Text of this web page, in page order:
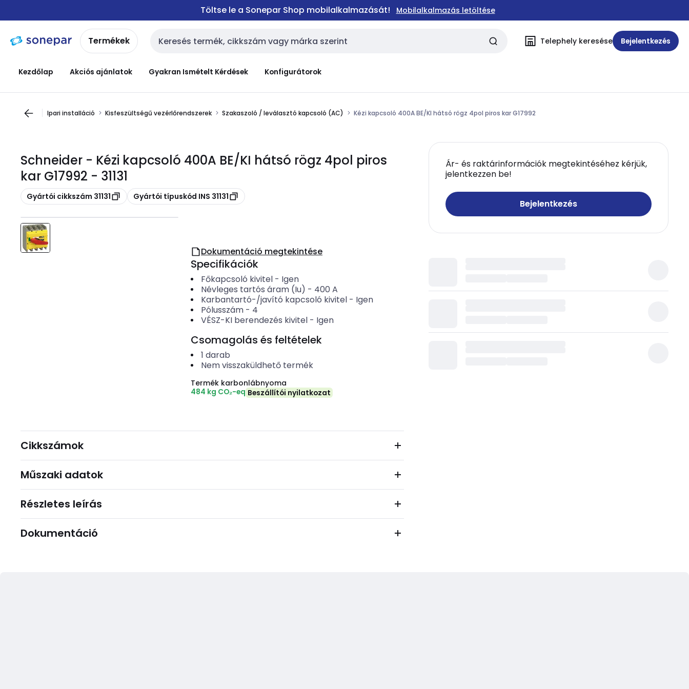
navigációhoztartalomra
Töltse le a Sonepar Shop mobilalkalmazását! Mobilalkalmazás letöltése
Termékek Keresési bemenet Telephely keresése Bejelentkezés
Kezdőlap Akciós ajánlatok Gyakran Ismételt Kérdések Konfigurátorok
Ipari installáció Kisfeszültségű vezérlőrendszerek Szakaszoló / leválasztó kapcsoló (AC) Kézi kapcsoló 400A BE/KI hátsó rögz 4pol piros kar G17992
Schneider - Kézi kapcsoló 400A BE/KI hátsó rögz 4pol piros
kar G17992 - 31131
Másolás
Gyártói cikkszám 31131 Másolás
Gyártói típuskód INS 31131
Ár- és raktárinformációk megtekintéséhez kérjük,
jelentkezzen be!
Bejelentkezés
Dokumentáció megtekintése
Specifikációk
Főkapcsoló kivitel- Igen
Névleges tartós áram (Iu) - 400 A
Karbantartó-/javító kapcsoló kivitel- Igen
Pólusszám- 4
VÉSZ-KI berendezés kivitel- Igen
Csomagolás és feltételek
1 darab
Nem visszaküldhető termék
Termék karbonlábnyoma
484 kg CO₂-eq Beszállítói nyilatkozat
Cikkszámok
Műszaki adatok
Részletes leírás
Dokumentáció